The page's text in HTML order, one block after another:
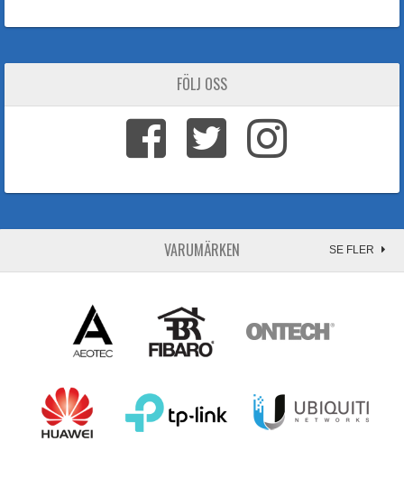
FÖLJ OSS
VARUMÄRKEN SE FLER